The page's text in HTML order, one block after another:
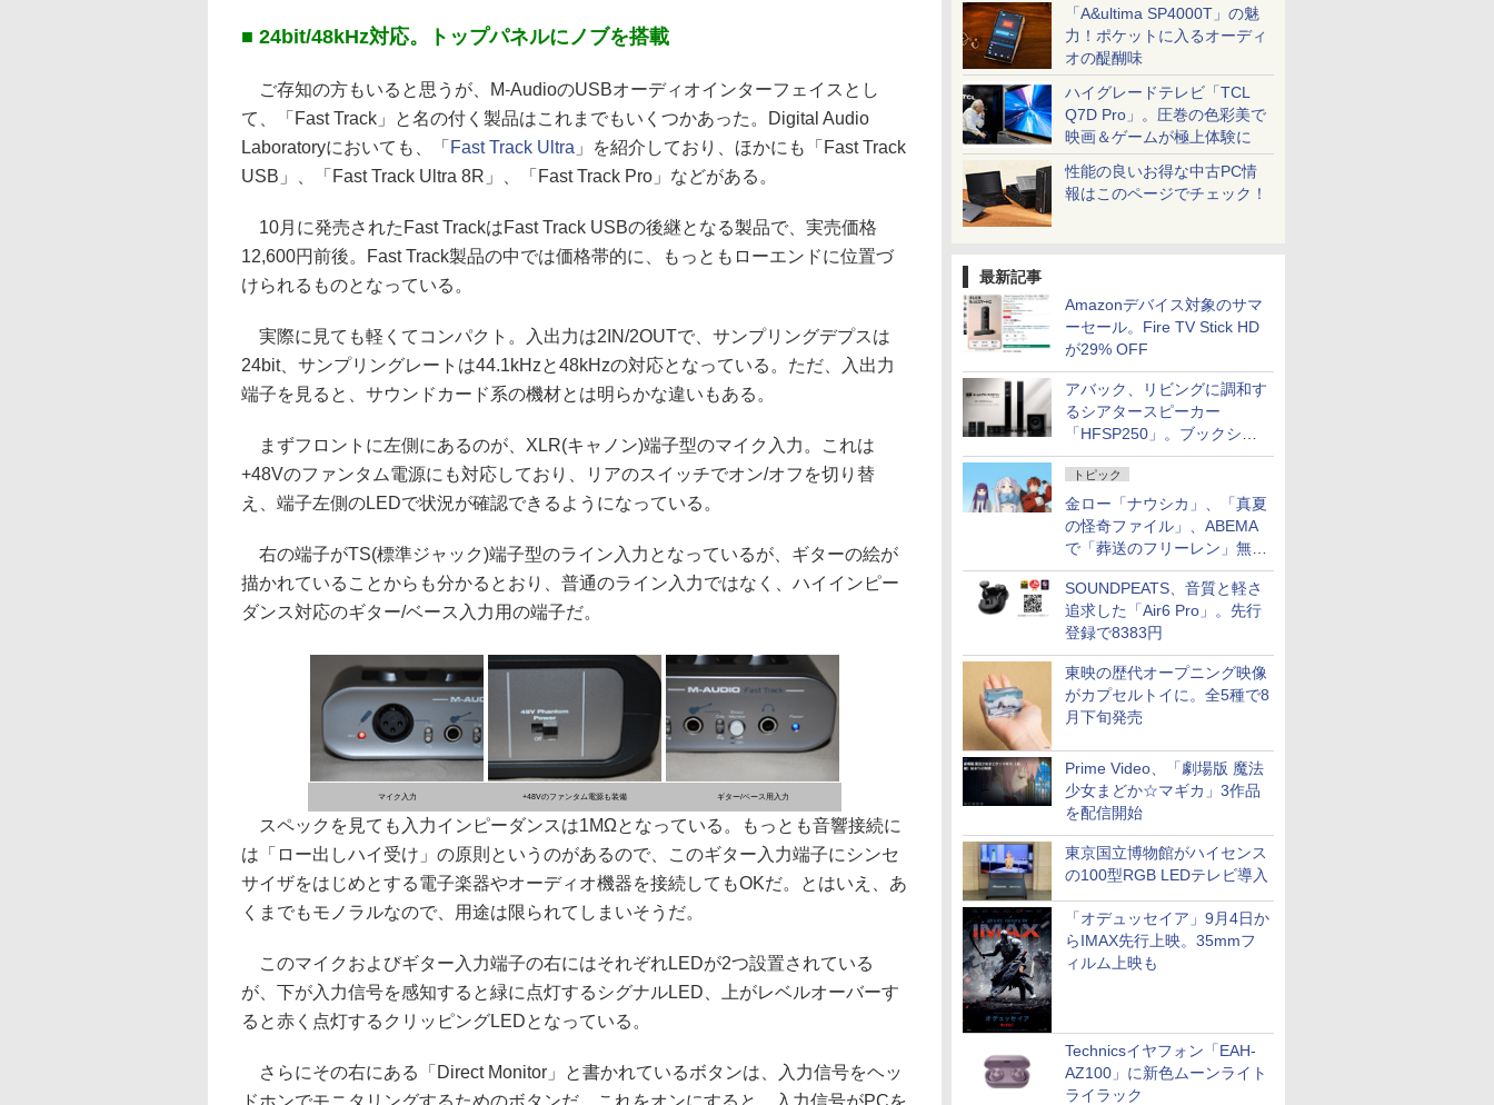
「A&ultima SP4000T」の魅
力！ポケットに入るオーディ
オの醍醐味
ハイグレードテレビ「TCL
Q7D Pro」。圧巻の色彩美で
映画＆ゲームが極上体験に
性能の良いお得な中古PC情
報はこのページでチェック！
最新記事
Amazonデバイス対象のサマ
ーセール。Fire TV Stick HD
が29% OFF
アバック、リビングに調和す
るシアタースピーカー
「HFSP250」。ブックシェ
ルフはペア3万円以下
トピック
金ロー「ナウシカ」、「真夏
の怪奇ファイル」、ABEMA
で「葬送のフリーレン」無料
配信など。夏の特番・配信情
報
SOUNDPEATS、音質と軽さ
追求した「Air6 Pro」。先行
登録で8383円
東映の歴代オープニング映像
がカプセルトイに。全5種で8
月下旬発売
Prime Video、「劇場版 魔法
少女まどか☆マギカ」3作品
を配信開始
東京国立博物館がハイセンス
の100型RGB LEDテレビ導入
「オデュッセイア」9月4日か
らIMAX先行上映。35mmフ
ィルム上映も
Technicsイヤフォン「EAH-
AZ100」に新色ムーンライト
ライラック
■ 24bit/48kHz対応。トップパネルにノブを搭載
ご存知の方もいると思うが、M-AudioのUSBオーディオインターフェイスとし
て、「Fast Track」と名の付く製品はこれまでもいくつかあった。Digital Audio
Laboratoryにおいても、「 Fast Track Ultra 」を紹介しており、ほかにも「Fast Track
USB」、「Fast Track Ultra 8R」、「Fast Track Pro」などがある。
10月に発売されたFast TrackはFast Track USBの後継となる製品で、実売価格
12,600円前後。Fast Track製品の中では価格帯的に、もっともローエンドに位置づ
けられるものとなっている。
実際に見ても軽くてコンパクト。入出力は2IN/2OUTで、サンプリングデプスは
24bit、サンプリングレートは44.1kHzと48kHzの対応となっている。ただ、入出力
端子を見ると、サウンドカード系の機材とは明らかな違いもある。
まずフロントに左側にあるのが、XLR(キャノン)端子型のマイク入力。これは
+48Vのファンタム電源にも対応しており、リアのスイッチでオン/オフを切り替
え、端子左側のLEDで状況が確認できるようになっている。
右の端子がTS(標準ジャック)端子型のライン入力となっているが、ギターの絵が
描かれていることからも分かるとおり、普通のライン入力ではなく、ハイインピー
ダンス対応のギター/ベース入力用の端子だ。
マイク入力 +48Vのファンタム電源も装備 ギター/ベース用入力
スペックを見ても入力インピーダンスは1MΩとなっている。もっとも音響接続に
は「ロー出しハイ受け」の原則というのがあるので、このギター入力端子にシンセ
サイザをはじめとする電子楽器やオーディオ機器を接続してもOKだ。とはいえ、あ
くまでもモノラルなので、用途は限られてしまいそうだ。
このマイクおよびギター入力端子の右にはそれぞれLEDが2つ設置されている
が、下が入力信号を感知すると緑に点灯するシグナルLED、上がレベルオーバーす
ると赤く点灯するクリッピングLEDとなっている。
さらにその右にある「Direct Monitor」と書かれているボタンは、入力信号をヘッ
ドホンでモニタリングするためのボタンだ。これをオンにすると、入力信号がPCを